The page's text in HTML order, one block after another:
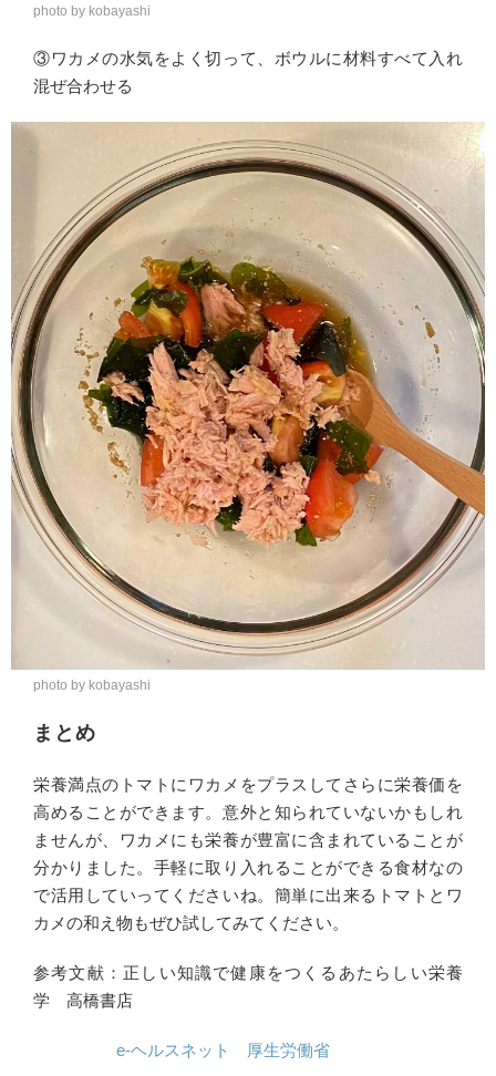
photo by kobayashi
③ワカメの水気をよく切って、ボウルに材料すべて入れ
混ぜ合わせる
photo by kobayashi
まとめ
栄養満点のトマトにワカメをプラスしてさらに栄養価を
高めることができます。意外と知られていないかもしれ
ませんが、ワカメにも栄養が豊富に含まれていることが
分かりました。手軽に取り入れることができる食材なの
で活用していってくださいね。簡単に出来るトマトとワ
カメの和え物もぜひ試してみてください。
参考文献：正しい知識で健康をつくるあたらしい栄養
学 高橋書店
e-ヘルスネット 厚生労働省